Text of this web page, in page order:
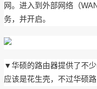
网。进入到外部网络（
务，并开启。
▼华硕的路由器提供了不
应该是花生壳，不过华硕